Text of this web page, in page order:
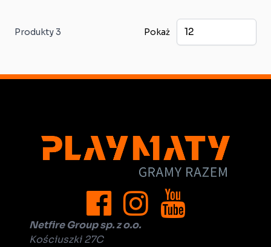
Produkty 3 Pokaż
Netfire Group sp. z o.o.
Kościuszki 27C